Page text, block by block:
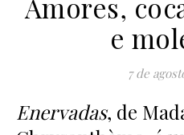
Amores,
e
7 de
Enervadas, de